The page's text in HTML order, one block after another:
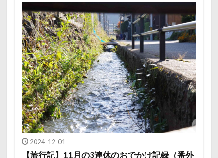
2024-12-01
【旅行記】11月の3連休のおでかけ記録（番外